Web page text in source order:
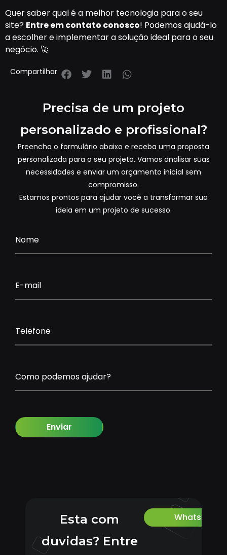
Quer saber qual é a melhor tecnologia para o seu
site? Entre em contato conosco! Podemos ajudá-lo
a escolher e implementar a solução ideal para o seu
negócio. 🚀
Compartilhar
Precisa de um projeto
personalizado e profissional?
Preencha o formulário abaixo e receba uma proposta
personalizada para o seu projeto. Vamos analisar suas
necessidades e enviar um orçamento inicial sem
compromisso.
Estamos prontos para ajudar você a transformar sua
ideia em um projeto de sucesso.
Nome
E-mail
Telefone
Como podemos ajudar?
Enviar
Esta com
duvidas? Entre
Whatsapp